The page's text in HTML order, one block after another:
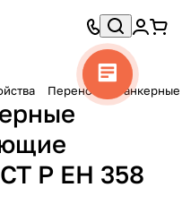
Переносные анкерные
Р ЕН 358